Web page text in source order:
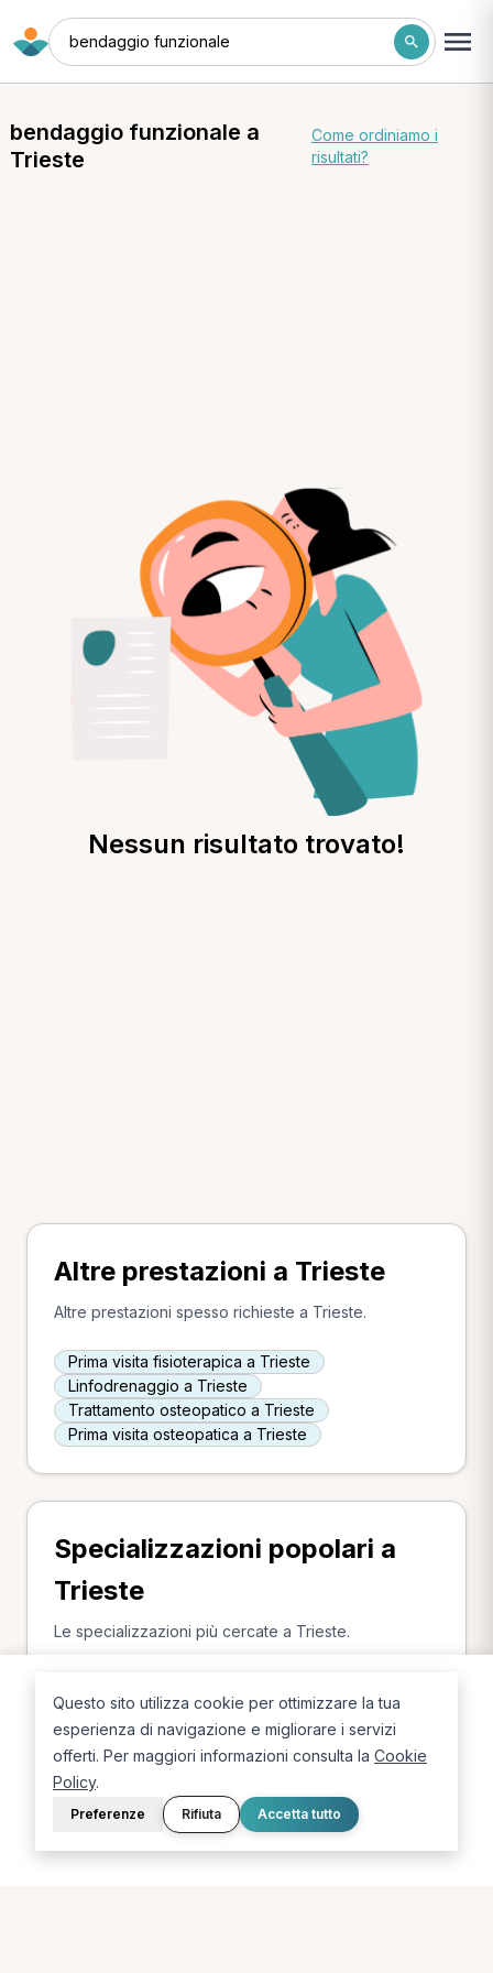
bendaggio funzionale
bendaggio funzionale a
Trieste
Come ordiniamo i
risultati?
Nessun risultato trovato!
Altre prestazioni a Trieste
Altre prestazioni spesso richieste a Trieste.
Prima visita fisioterapica a Trieste
Linfodrenaggio a Trieste
Trattamento osteopatico a Trieste
Prima visita osteopatica a Trieste
Specializzazioni popolari a
Trieste
Le specializzazioni più cercate a Trieste.
Questo sito utilizza cookie per ottimizzare la tua
esperienza di navigazione e migliorare i servizi
offerti. Per maggiori informazioni consulta la Cookie
Policy.
Preferenze Rifiuta Accetta tutto